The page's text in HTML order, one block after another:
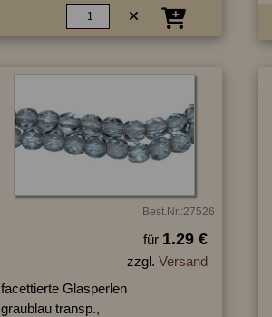
Best.Nr.:27526
für 1.29 €
zzgl. Versand
facettierte Glasperlen
graublau transp.,